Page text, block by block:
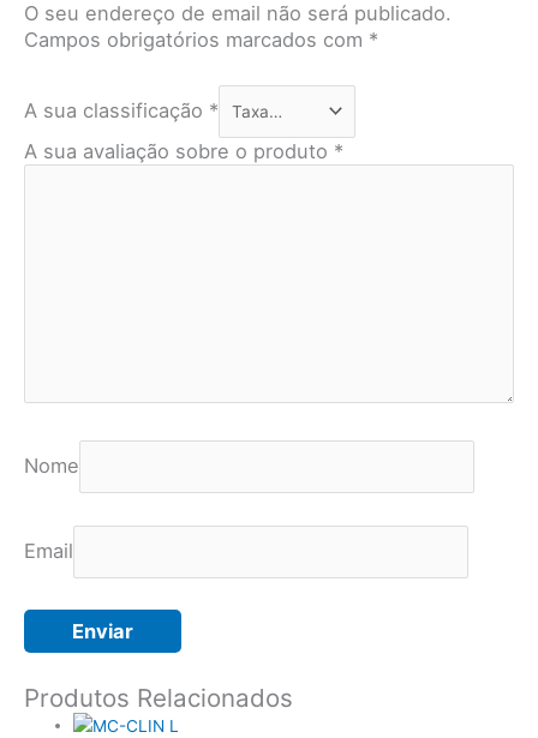
O seu endereço de email não será publicado.
Campos obrigatórios marcados com *
A sua classificação *
A sua avaliação sobre o produto *
Nome
Email
Produtos Relacionados